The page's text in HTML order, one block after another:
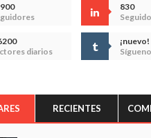
830
diarios
¡nuevo!
RECIENTES